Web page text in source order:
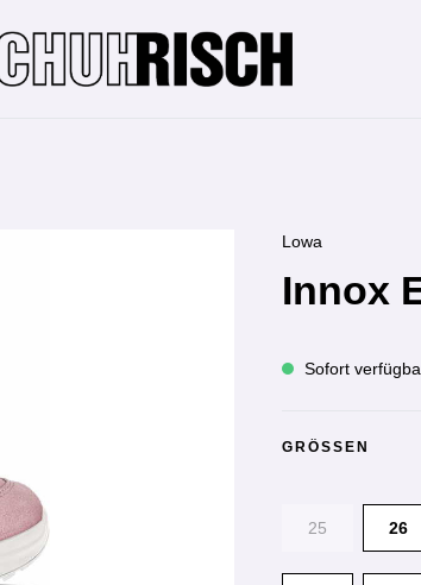
Lowa
Innox
Sofort
GRÖSSEN
25 26